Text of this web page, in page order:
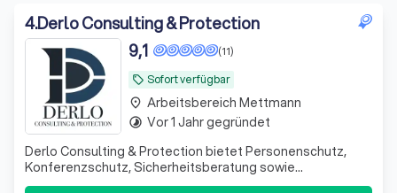
4.Derlo Consulting & Protection
local_offer Sofort verfügbar
(11)
9,1
Derlo Consulting & Protection bietet Personenschutz,
Konferenzschutz, Sicherheitsberatung sowie
Veranstaltung und Objektschutz an. Diskret, zuverlässig
place Arbeitsbereich Mettmann
timelapse Vor 1 Jahr gegründet